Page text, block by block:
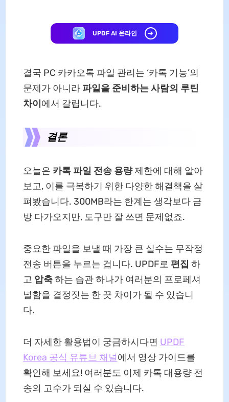
UPDF AI 온라인
결국 PC 카카오톡 파일 관리는 ‘카톡 기능’의
문제가 아니라 파일을 준비하는 사람의 루틴
차이에서 갈립니다.
결론
오늘은 카톡 파일 전송 용량제한에 대해 알아
보고, 이를 극복하기 위한 다양한 해결책을 살
펴봤습니다. 300MB라는 한계는 생각보다 금
방 다가오지만, 도구만 잘 쓰면 문제없죠.
중요한 파일을 보낼 때 가장 큰 실수는 무작정
전송 버튼을 누르는 겁니다. UPDF로 편집 하
고 압축하는 습관 하나가 여러분의 프로페셔
널함을 결정짓는 한 끗 차이가 될 수 있습니
다.
더 자세한 활용법이 궁금하시다면 UPDF
Korea 공식 유튜브 채널에서 영상 가이드를
확인해 보세요! 여러분도 이제 카톡 대용량 전
송의 고수가 되실 수 있습니다.